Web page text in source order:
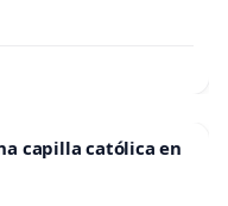
capilla católica en